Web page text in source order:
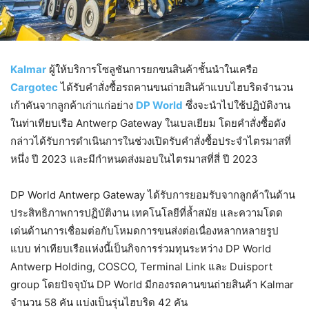
Kalmar ผู้ให้บริการโซลูชันการยกขนสินค้าชั้นนำในเครือ
Cargotec ได้รับคำสั่งซื้อรถคานขนถ่ายสินค้าแบบไฮบริดจำนวน
เก้าคันจากลูกค้าเก่าแก่อย่าง DP World ซึ่งจะนำไปใช้ปฏิบัติงาน
ในท่าเทียบเรือ Antwerp Gateway ในเบลเยียม โดยคำสั่งซื้อดัง
กล่าวได้รับการดำเนินการในช่วงเปิดรับคำสั่งซื้อประจำไตรมาสที่
หนึ่ง ปี 2023 และมีกำหนดส่งมอบในไตรมาสที่สี่ ปี 2023
DP World Antwerp Gateway ได้รับการยอมรับจากลูกค้าในด้าน
ประสิทธิภาพการปฏิบัติงาน เทคโนโลยีที่ล้ำสมัย และความโดด
เด่นด้านการเชื่อมต่อกับโหมดการขนส่งต่อเนื่องหลากหลายรูป
แบบ ท่าเทียบเรือแห่งนี้เป็นกิจการร่วมทุนระหว่าง DP World
Antwerp Holding, COSCO, Terminal Link และ Duisport
group โดยปัจจุบัน DP World มีกองรถคานขนถ่ายสินค้า Kalmar
จำนวน 58 คัน แบ่งเป็นรุ่นไฮบริด 42 คัน